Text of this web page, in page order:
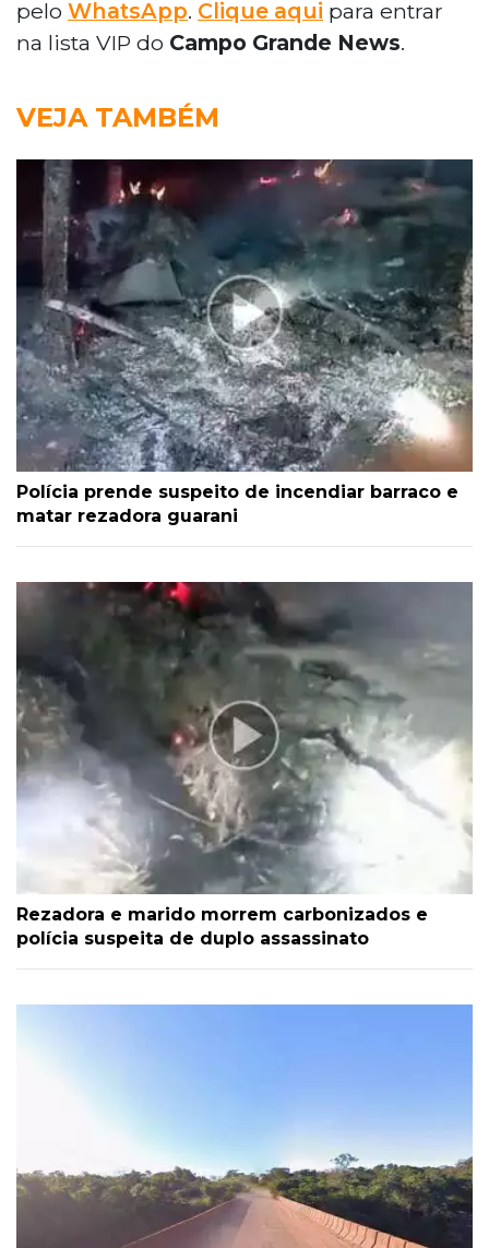
pelo WhatsApp. Clique aqui para entrar
na lista VIP do Campo Grande News.
VEJA TAMBÉM
Polícia prende suspeito de incendiar barraco e
matar rezadora guarani
Rezadora e marido morrem carbonizados e
polícia suspeita de duplo assassinato